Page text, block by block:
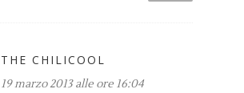
THE CHILICOOL
19 marzo 2013 alle ore 16:04